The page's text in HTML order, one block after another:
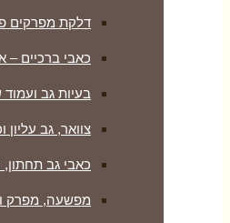
דלקת מפרקים
כאבי ברכיים –
בעיות גב
צוואר, גב עליון
כאבי גב תחתון,
מפשעה, מפרק